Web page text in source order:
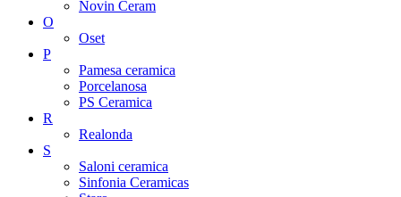
Novin Ceram
O
Oset
P
Pamesa ceramica
Porcelanosa
PS Ceramica
R
Realonda
S
Saloni ceramica
Sinfonia Ceramicas